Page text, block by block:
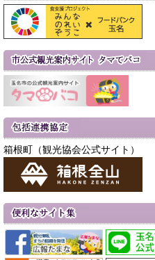
箱根町（観光協会公式サイト）